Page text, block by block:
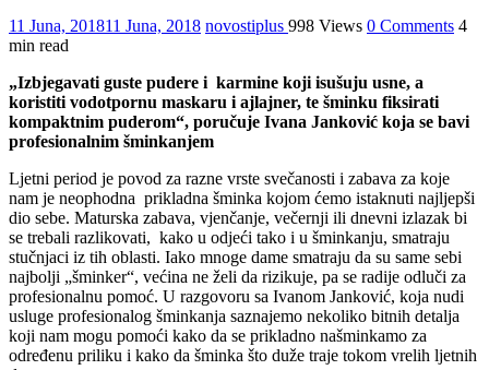
11 Juna, 201811 Juna, 2018 novostiplus 998 Views 0 Comments 4
min read
„Izbjegavati guste pudere i karmine koji isušuju usne, a
koristiti vodotpornu maskaru i ajlajner, te šminku fiksirati
kompaktnim puderom“, poručuje Ivana Janković koja se bavi
profesionalnim šminkanjem
Ljetni period je povod za razne vrste svečanosti i zabava za koje
nam je neophodna prikladna šminka kojom ćemo istaknuti najljepši
dio sebe. Maturska zabava, vjenčanje, večernji ili dnevni izlazak bi
se trebali razlikovati, kako u odjeći tako i u šminkanju, smatraju
stučnjaci iz tih oblasti. Iako mnoge dame smatraju da su same sebi
najbolji „šminker“, većina ne želi da rizikuje, pa se radije odluči za
profesionalnu pomoć. U razgovoru sa Ivanom Janković, koja nudi
usluge profesionalog šminkanja saznajemo nekoliko bitnih detalja
koji nam mogu pomoći kako da se prikladno našminkamo za
određenu priliku i kako da šminka što duže traje tokom vrelih ljetnih